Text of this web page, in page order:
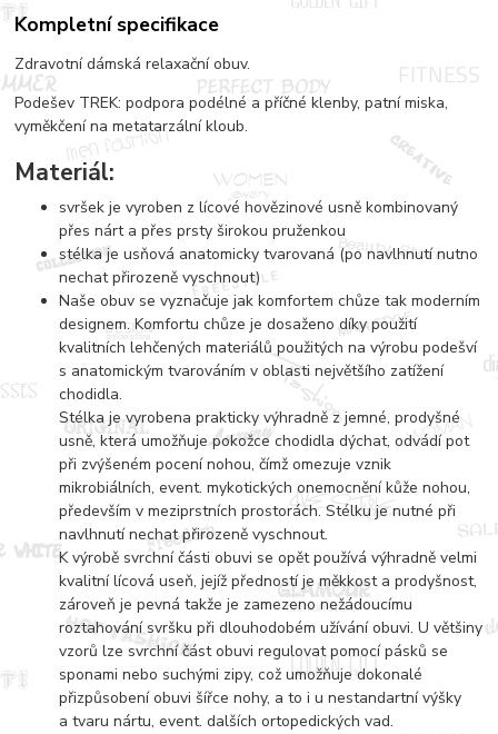
Kompletní specifikace
Zdravotní dámská relaxační obuv.
Podešev TREK: podpora podélné a příčné klenby, patní miska,
vyměkčení na metatarzální kloub.
Materiál:
svršek je vyroben z lícové hovězinové usně kombinovaný
přes nárt a přes prsty širokou pruženkou
stélka je usňová anatomicky tvarovaná (po navlhnutí nutno
nechat přirozeně vyschnout)
Naše obuv se vyznačuje jak komfortem chůze tak moderním
designem. Komfortu chůze je dosaženo díky použití
kvalitních lehčených materiálů použitých na výrobu podešví
s anatomickým tvarováním v oblasti největšího zatížení
chodidla.
Stélka je vyrobena prakticky výhradně z jemné, prodyšné
usně, která umožňuje pokožce chodidla dýchat, odvádí pot
při zvýšeném pocení nohou, čímž omezuje vznik
mikrobiálních, event. mykotických onemocnění kůže nohou,
především v meziprstních prostorách. Stélku je nutné při
navlhnutí nechat přirozeně vyschnout.
K výrobě svrchní části obuvi se opět používá výhradně velmi
kvalitní lícová useň, jejíž předností je měkkost a prodyšnost,
zároveň je pevná takže je zamezeno nežádoucímu
roztahování svršku při dlouhodobém užívání obuvi. U většiny
vzorů lze svrchní část obuvi regulovat pomocí pásků se
sponami nebo suchými zipy, což umožňuje dokonalé
přizpůsobení obuvi šířce nohy, a to i u nestandartní výšky
a tvaru nártu, event. dalších ortopedických vad.